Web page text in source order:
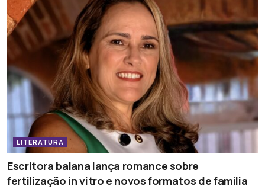
LITERATURA
Escritora baiana lança romance sobre
fertilização in vitro e novos formatos de família